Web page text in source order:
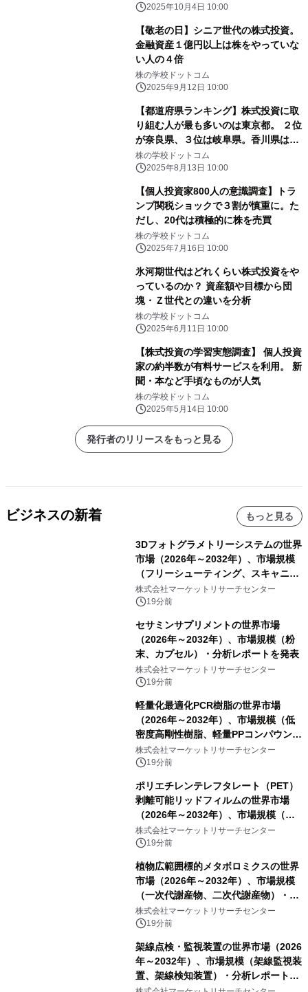
2025年10月4日 10:00
【敬老の日】シニア世代の株式投資。
金融資産１億円以上は株をやっていな
い人の４倍
株の学校ドットコム
2025年9月12日 10:00
【都道府県ランキング】株式投資に取
り組む人が最も多いのは東京都。 ２位
が奈良県、３位は岐阜県。香川県は唯
一…
株の学校ドットコム
2025年8月13日 10:00
【個人投資家800人の意識調査】トラ
ンプ関税ショックで３割が慎重に。た
だし、20代は積極的に株を売買
株の学校ドットコム
2025年7月16日 10:00
氷河期世代はどれくらい株式投資をや
っているのか？ 資産額や目標から団
塊・Ｚ世代との違いを分析
株の学校ドットコム
2025年6月11日 10:00
【株式投資の学習実態調査】 個人投資
家の約半数が有料サービスを利用。 新
聞・本など手頃なものが人気
株の学校ドットコム
2025年5月14日 10:00
発行者のリリースをもっと見る
ビジネスの新着 もっと見る
3Dフォトグラメトリーシステムの世界
市場（2026年～2032年）、市場規模
（フリーシューティング、スキャニン
グ、その他）・分析レポートを発表
株式会社マーケットリサーチセンター
19分前
セサミンサプリメントの世界市場
（2026年～2032年）、市場規模（粉
末、カプセル）・分析レポートを発表
株式会社マーケットリサーチセンター
19分前
軽量化最適化PCR樹脂の世界市場
（2026年～2032年）、市場規模（低
密度高剛性樹脂、軽量PPコンパウン
ド、強化軽量ブレンド、軽量PCR
PA、その他）・分析レポートを発表
株式会社マーケットリサーチセンター
19分前
ポリエチレンテレフタレート（PET）
剥離可能リッドフィルムの世界市場
（2026年～2032年）、市場規模（ヒ
ートシールタイプ、コールドシールタ
イプ、粘着タイプ）・分析レポートを
発表
株式会社マーケットリサーチセンター
19分前
植物広範囲標的メタボロミクスの世界
市場（2026年～2032年）、市場規模
（一次代謝産物、二次代謝産物）・分
析レポートを発表
株式会社マーケットリサーチセンター
19分前
架線点検・監視装置の世界市場（2026
年～2032年）、市場規模（架線監視装
置、架線検知装置）・分析レポートを